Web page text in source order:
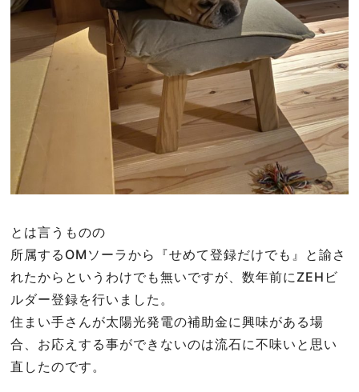
とは言うものの
所属するOMソーラから『せめて登録だけでも』と諭さ
れたからというわけでも無いですが、数年前にZEHビ
ルダー登録を行いました。
住まい手さんが太陽光発電の補助金に興味がある場
合、お応えする事ができないのは流石に不味いと思い
直したのです。